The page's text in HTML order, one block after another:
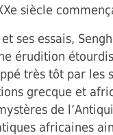
siècle
ses essais,
érudition
très tôt par les
grecque et
de
africaines